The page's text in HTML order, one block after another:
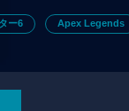
ー6 Apex Legends